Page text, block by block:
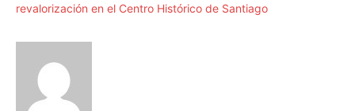
revalorización en el Centro Histórico de Santiago